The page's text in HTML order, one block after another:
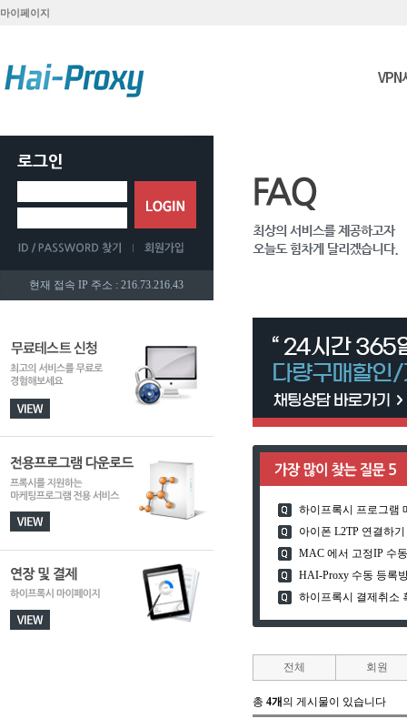
마이페이지
VPN
현재 접속 IP 주소 : 216.73.216.43
하이프록시 프로그램
아이폰 L2TP 연결하기
MAC 에서 고정IP 수
HAI-Proxy 수동 등록
하이프록시 결제취소
전체 회원
총 4개 의 게시물이 있습니다